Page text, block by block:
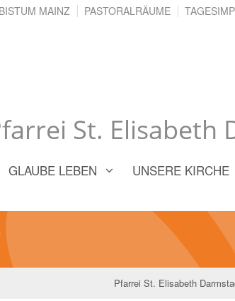
St. Elisabeth
BISTUM MAINZ PASTORALRÄUME
GLAUBE LEBEN UNSERE KIRCHE
Pfarrei St. Elisabeth